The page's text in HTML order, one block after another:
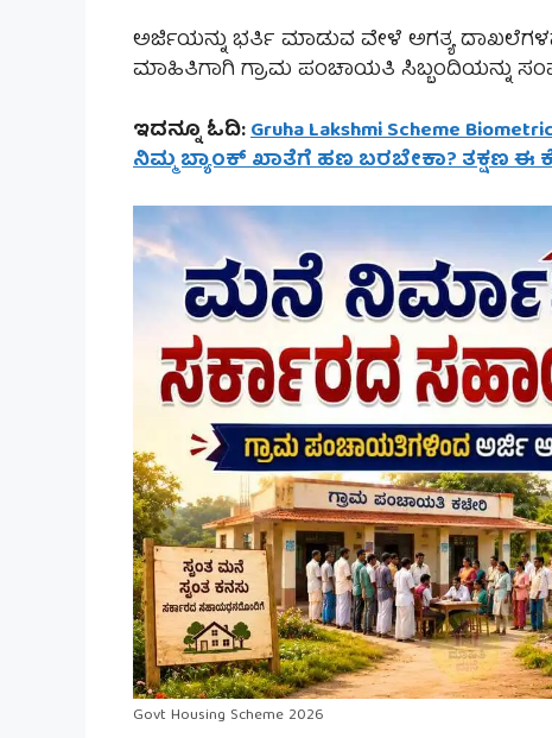
ಅರ್ಜಿಯನ್ನು ಭರ್ತಿ ಮಾಡುವ ವೇಳೆ ಅಗತ್ಯ
ಮಾಹಿತಿಗಾಗಿ ಗ್ರಾಮ ಪಂಚಾಯತಿ ಸಿಬ್ಬಂದಿಯನ್ನು
ಇದನ್ನೂ ಓದಿ:Gruha Lakshmi Scheme
ನಿಮ್ಮ ಬ್ಯಾಂಕ್ ಖಾತೆಗೆ ಹಣ ಬರಬೇಕಾ? ತಕ್ಷಣ
Govt Housing Scheme 2026